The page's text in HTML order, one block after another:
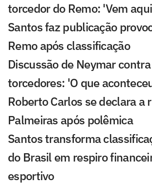
torcedor do Remo: 'Vem
Santos faz publicação
Remo após classificação
Discussão de Neymar
torcedores: 'O que
Roberto Carlos se declara a
Palmeiras após polêmica
Santos transforma
do Brasil em respiro
esportivo